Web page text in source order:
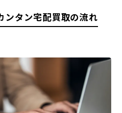
ンタン宅配買取の流れ